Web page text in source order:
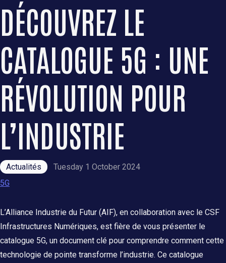
DÉCOUVREZ LE
CATALOGUE 5G : UNE
RÉVOLUTION POUR
L’INDUSTRIE
Actualités
Tuesday 1 October 2024
5G
L’Alliance Industrie du Futur (AIF), en collaboration avec le CSF
Infrastructures Numériques, est fière de vous présenter le
catalogue 5G, un document clé pour comprendre comment cette
technologie de pointe transforme l’industrie. Ce catalogue